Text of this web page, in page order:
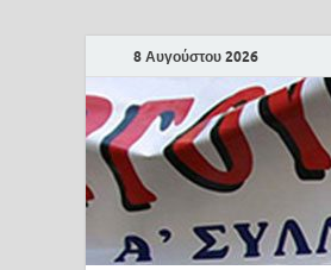
8 Αυγούστου 2026